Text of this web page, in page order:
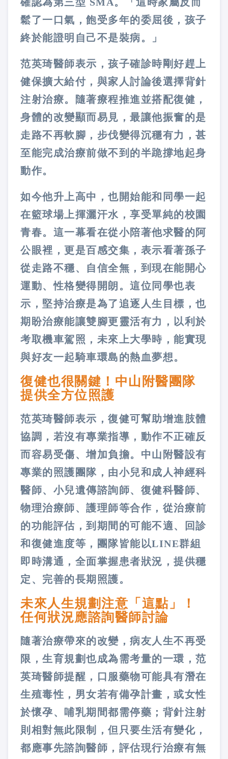
鬆了一口氣，飽受多年的委屈後，孩子
終於能證明自己不是裝病。」
范英琦醫師表示，孩子確診時剛好趕上
健保擴大給付，與家人討論後選擇背針
注射治療。隨著療程推進並搭配復健，
身體的改變顯而易見，最讓他振奮的是
走路不再軟腳，步伐變得沉穩有力，甚
至能完成治療前做不到的半跪撐地起身
動作。
如今他升上高中，也開始能和同學一起
在籃球場上揮灑汗水，享受單純的校園
青春。這一幕看在從小陪著他求醫的阿
公眼裡，更是百感交集，表示看著孫子
從走路不穩、自信全無，到現在能開心
運動、性格變得開朗。這位同學也表
示，堅持治療是為了追逐人生目標，也
期盼治療能讓雙腳更靈活有力，以利於
考取機車駕照，未來上大學時，能實現
與好友一起騎車環島的熱血夢想。
復健也很關鍵！中山附醫團隊
提供全方位照護
范英琦醫師表示，復健可幫助增進肢體
協調，若沒有專業指導，動作不正確反
而容易受傷、增加負擔。中山附醫設有
專業的照護團隊，由小兒和成人神經科
醫師、小兒遺傳諮詢師、復健科醫師、
物理治療師、護理師等合作，從治療前
的功能評估，到期間的可能不適、回診
和復健進度等，團隊皆能以LINE群組
即時溝通，全面掌握患者狀況，提供穩
定、完善的長期照護。
未來人生規劃注意「這點」！
任何狀況應諮詢醫師討論
隨著治療帶來的改變，病友人生不再受
限，生育規劃也成為需考量的一環，范
英琦醫師提醒，口服藥物可能具有潛在
生殖毒性，男女若有備孕計畫，或女性
於懷孕、哺乳期間都需停藥；背針注射
則相對無此限制，但只要生活有變化，
都應事先諮詢醫師，評估現行治療有無